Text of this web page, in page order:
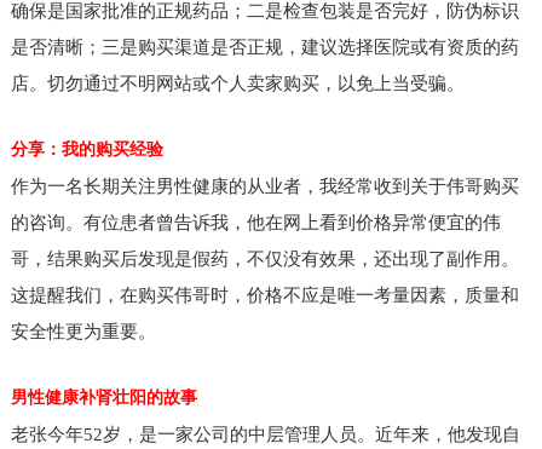
确保是国家批准的正规药品；二是检查包装是否完好，防伪标识
是否清晰；三是购买渠道是否正规，建议选择医院或有资质的药
店。切勿通过不明网站或个人卖家购买，以免上当受骗。
分享：我的购买经验
作为一名长期关注男性健康的从业者，我经常收到关于伟哥购买
的咨询。有位患者曾告诉我，他在网上看到价格异常便宜的伟
哥，结果购买后发现是假药，不仅没有效果，还出现了副作用。
这提醒我们，在购买伟哥时，价格不应是唯一考量因素，质量和
安全性更为重要。
男性健康补肾壮阳的故事
老张今年52岁，是一家公司的中层管理人员。近年来，他发现自